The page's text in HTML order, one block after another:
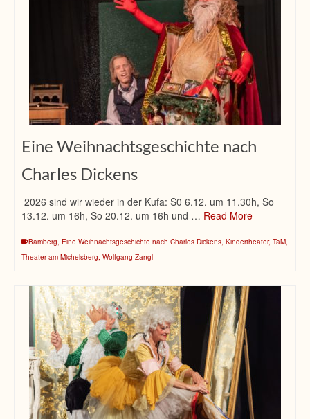
Eine Weihnachtsgeschichte nach
Charles Dickens
2026 sind wir wieder in der Kufa: S0 6.12. um 11.30h, So
13.12. um 16h, So 20.12. um 16h und … Read More
Bamberg, Eine Weihnachtsgeschichte nach Charles Dickens, Kindertheater, TaM,
Theater am Michelsberg, Wolfgang Zangl